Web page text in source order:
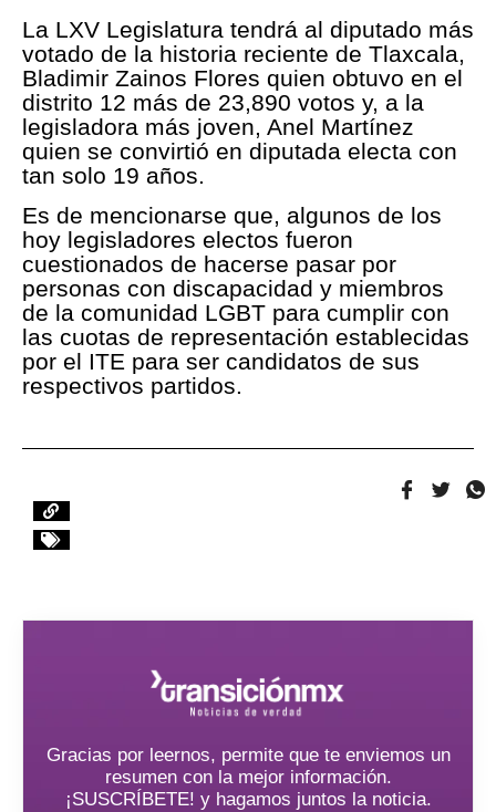
La LXV Legislatura tendrá al diputado más
votado de la historia reciente de Tlaxcala,
Bladimir Zainos Flores quien obtuvo en el
distrito 12 más de 23,890 votos y, a la
legisladora más joven, Anel Martínez
quien se convirtió en diputada electa con
tan solo 19 años.
Es de mencionarse que, algunos de los
hoy legisladores electos fueron
cuestionados de hacerse pasar por
personas con discapacidad y miembros
de la comunidad LGBT para cumplir con
las cuotas de representación establecidas
por el ITE para ser candidatos de sus
respectivos partidos.
Gracias por leernos, permite que te enviemos un
resumen con la mejor información.
¡SUSCRÍBETE! y hagamos juntos la noticia.